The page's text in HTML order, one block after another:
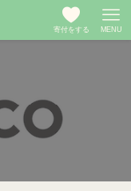
寄付をする MENU